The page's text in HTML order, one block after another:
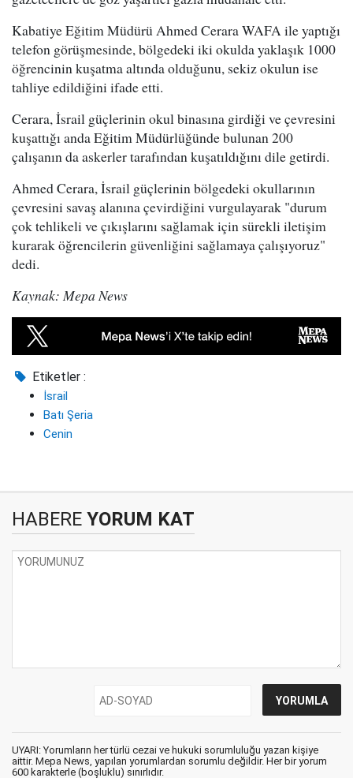
Kabatiye Eğitim Müdürü Ahmed Cerara WAFA ile yaptığı
telefon görüşmesinde, bölgedeki iki okulda yaklaşık 1000
öğrencinin kuşatma altında olduğunu, sekiz okulun ise
tahliye edildiğini ifade etti.
Cerara, İsrail güçlerinin okul binasına girdiği ve çevresini
kuşattığı anda Eğitim Müdürlüğünde bulunan 200
çalışanın da askerler tarafından kuşatıldığını dile getirdi.
Ahmed Cerara, İsrail güçlerinin bölgedeki okullarının
çevresini savaş alanına çevirdiğini vurgulayarak "durum
çok tehlikeli ve çıkışlarını sağlamak için sürekli iletişim
kurarak öğrencilerin güvenliğini sağlamaya çalışıyoruz"
dedi.
Kaynak: Mepa News
Etiketler :
İsrail
Batı Şeria
Cenin
HABERE YORUM KAT
UYARI: Yorumların her türlü cezai ve hukuki sorumluluğu yazan kişiye
aittir. Mepa News, yapılan yorumlardan sorumlu değildir. Her bir yorum
600 karakterle (boşluklu) sınırlıdır.